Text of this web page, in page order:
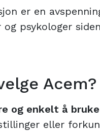
er en
og psykologer
Acem?
og enkelt å
eller